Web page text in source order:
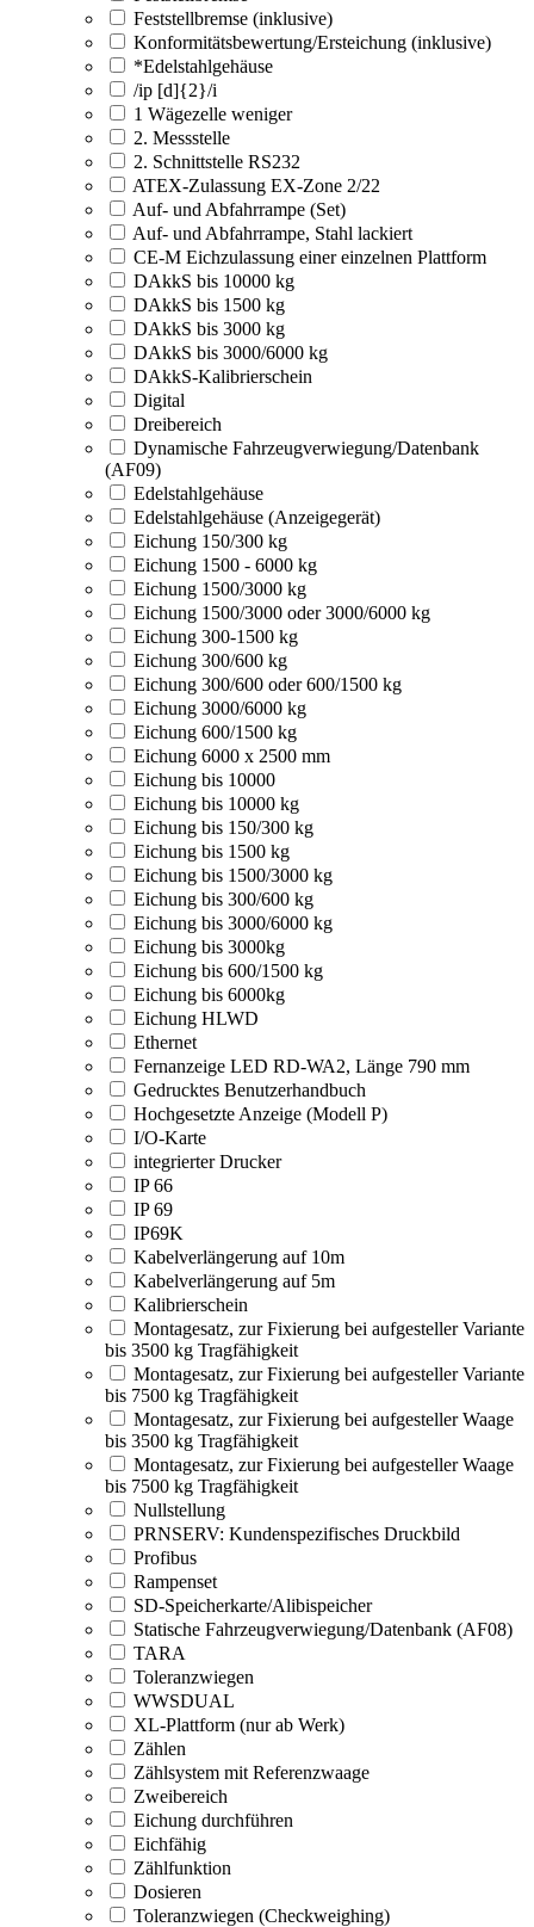
Feststellbremse (inklusive)
Konformitätsbewertung/Ersteichung (inklusive)
*Edelstahlgehäuse
/ip [d]{2}/i
1 Wägezelle weniger
2. Messstelle
2. Schnittstelle RS232
ATEX-Zulassung EX-Zone 2/22
Auf- und Abfahrrampe (Set)
Auf- und Abfahrrampe, Stahl lackiert
CE-M Eichzulassung einer einzelnen Plattform
DAkkS bis 10000 kg
DAkkS bis 1500 kg
DAkkS bis 3000 kg
DAkkS bis 3000/6000 kg
DAkkS-Kalibrierschein
Digital
Dreibereich
Dynamische Fahrzeugverwiegung/Datenbank
(AF09)
Edelstahlgehäuse
Edelstahlgehäuse (Anzeigegerät)
Eichung 150/300 kg
Eichung 1500 - 6000 kg
Eichung 1500/3000 kg
Eichung 1500/3000 oder 3000/6000 kg
Eichung 300-1500 kg
Eichung 300/600 kg
Eichung 300/600 oder 600/1500 kg
Eichung 3000/6000 kg
Eichung 600/1500 kg
Eichung 6000 x 2500 mm
Eichung bis 10000
Eichung bis 10000 kg
Eichung bis 150/300 kg
Eichung bis 1500 kg
Eichung bis 1500/3000 kg
Eichung bis 300/600 kg
Eichung bis 3000/6000 kg
Eichung bis 3000kg
Eichung bis 600/1500 kg
Eichung bis 6000kg
Eichung HLWD
Ethernet
Fernanzeige LED RD-WA2, Länge 790 mm
Gedrucktes Benutzerhandbuch
Hochgesetzte Anzeige (Modell P)
I/O-Karte
integrierter Drucker
IP 66
IP 69
IP69K
Kabelverlängerung auf 10m
Kabelverlängerung auf 5m
Kalibrierschein
Montagesatz, zur Fixierung bei aufgesteller Variante
bis 3500 kg Tragfähigkeit
Montagesatz, zur Fixierung bei aufgesteller Variante
bis 7500 kg Tragfähigkeit
Montagesatz, zur Fixierung bei aufgesteller Waage
bis 3500 kg Tragfähigkeit
Montagesatz, zur Fixierung bei aufgesteller Waage
bis 7500 kg Tragfähigkeit
Nullstellung
PRNSERV: Kundenspezifisches Druckbild
Profibus
Rampenset
SD-Speicherkarte/Alibispeicher
Statische Fahrzeugverwiegung/Datenbank (AF08)
TARA
Toleranzwiegen
WWSDUAL
XL-Plattform (nur ab Werk)
Zählen
Zählsystem mit Referenzwaage
Zweibereich
Eichung durchführen
Eichfähig
Zählfunktion
Dosieren
Toleranzwiegen (Checkweighing)